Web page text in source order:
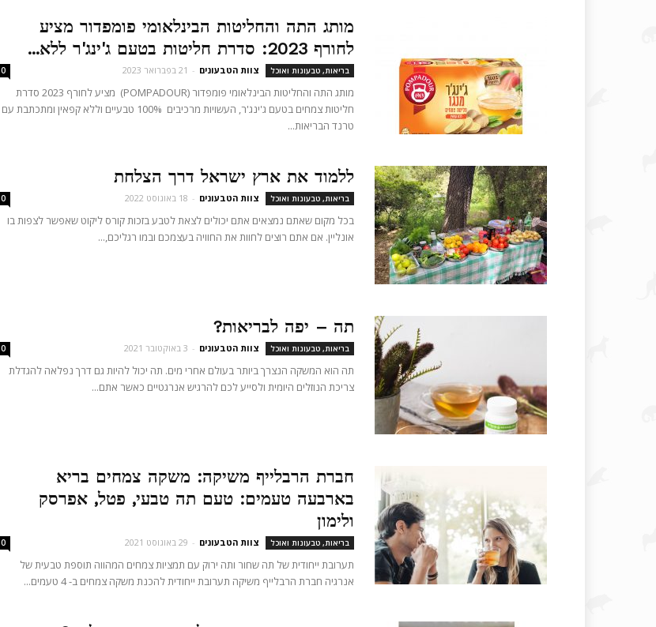
מותג התה והחליטות הבינלאומי פומפדור מציע
לחורף 2023: סדרת חליטות בטעם ג'ינג'ר ללא...
בריאות, טבעונות ואוכל צוות הטבעונים - 21 בפברואר 2023 0
מותג התה והחליטות הבינלאומי פומפדור (POMPADOUR) מציע לחורף 2023 סדרת
חליטות צמחים בטעם ג'ינג'ר, העשויות מרכיבים 100% טבעיים וללא קפאין ומתכתבת עם
טרנד הבריאות...
ללמוד את ארץ ישראל דרך הצלחת
בריאות, טבעונות ואוכל צוות הטבעונים - 18 באוגוסט 2022 0
בכל מקום שאתם נמצאים אתם יכולים לצאת לטבע בזכות קורס ליקוט שאפשר לצפות בו
אונליין. אם אתם רוצים לחוות את החוויה בעצמכם ובמו רגליכם,...
תה – יפה לבריאות?
בריאות, טבעונות ואוכל צוות הטבעונים - 3 באוקטובר 2021 0
תה הוא המשקה הנצרך ביותר בעולם אחרי מים. תה יכול להיות גם דרך נפלאה להגדלת
צריכת הנוזלים היומית ולסייע לכם להרגיש אנרגטיים כאשר אתם...
חברת הרבלייף משיקה: משקה צמחים בריא
בארבעה טעמים: טעם תה טבעי, פטל, אפרסק
ולימון
בריאות, טבעונות ואוכל צוות הטבעונים - 29 באוגוסט 2021 0
תערובת ייחודית של תה שחור ותה ירוק עם תמציות צמחים המהווה תוספת טבעית של
אנרגיה חברת הרבלייף משיקה תערובת ייחודית להכנת משקה צמחים ב- 4 טעמים...